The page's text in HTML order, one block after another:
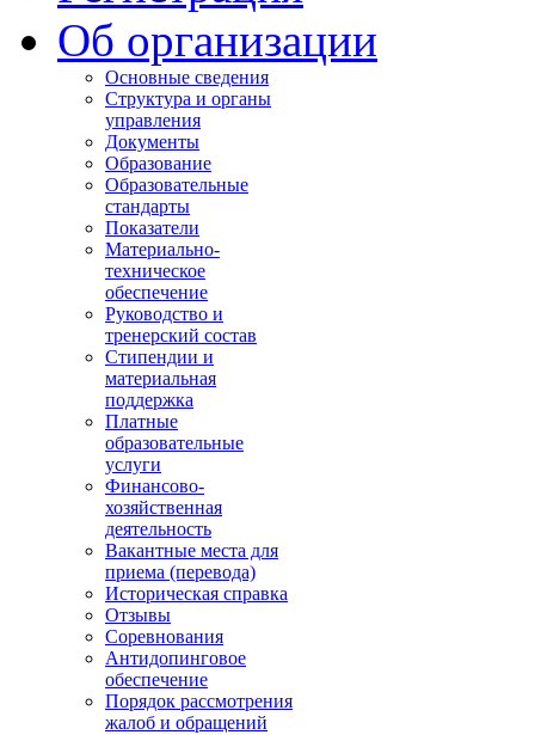
Об организации
Основные сведения
Структура и органы
управления
Документы
Образование
Образовательные
стандарты
Показатели
Материально-
техническое
обеспечение
Руководство и
тренерский состав
Стипендии и
материальная
поддержка
Платные
образовательные
услуги
Финансово-
хозяйственная
деятельность
Вакантные места для
приема (перевода)
Историческая справка
Отзывы
Соревнования
Антидопинговое
обеспечение
Порядок рассмотрения
жалоб и обращений